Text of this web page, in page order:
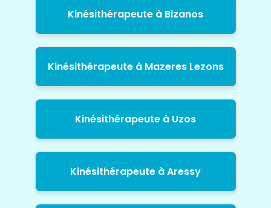
Kinésithérapeute à Bizanos
Kinésithérapeute à Mazeres Lezons
Kinésithérapeute à Uzos
Kinésithérapeute à Aressy